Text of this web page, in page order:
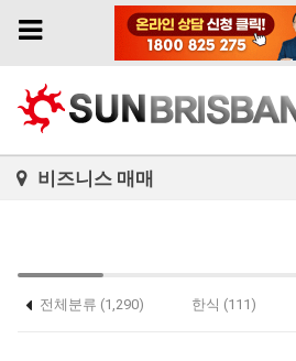
Toggle
비즈니스 매매
전체분류 (1,290) 한식 (111)